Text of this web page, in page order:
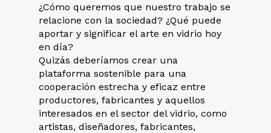
¿Cómo queremos que nuestro trabajo se
relacione con la sociedad? ¿Qué puede
aportar y significar el arte en vidrio hoy
en día?
Quizás deberíamos crear una
plataforma sostenible para una
cooperación estrecha y eficaz entre
productores, fabricantes y aquellos
interesados en el sector del vidrio, como
artistas, diseñadores, fabricantes,